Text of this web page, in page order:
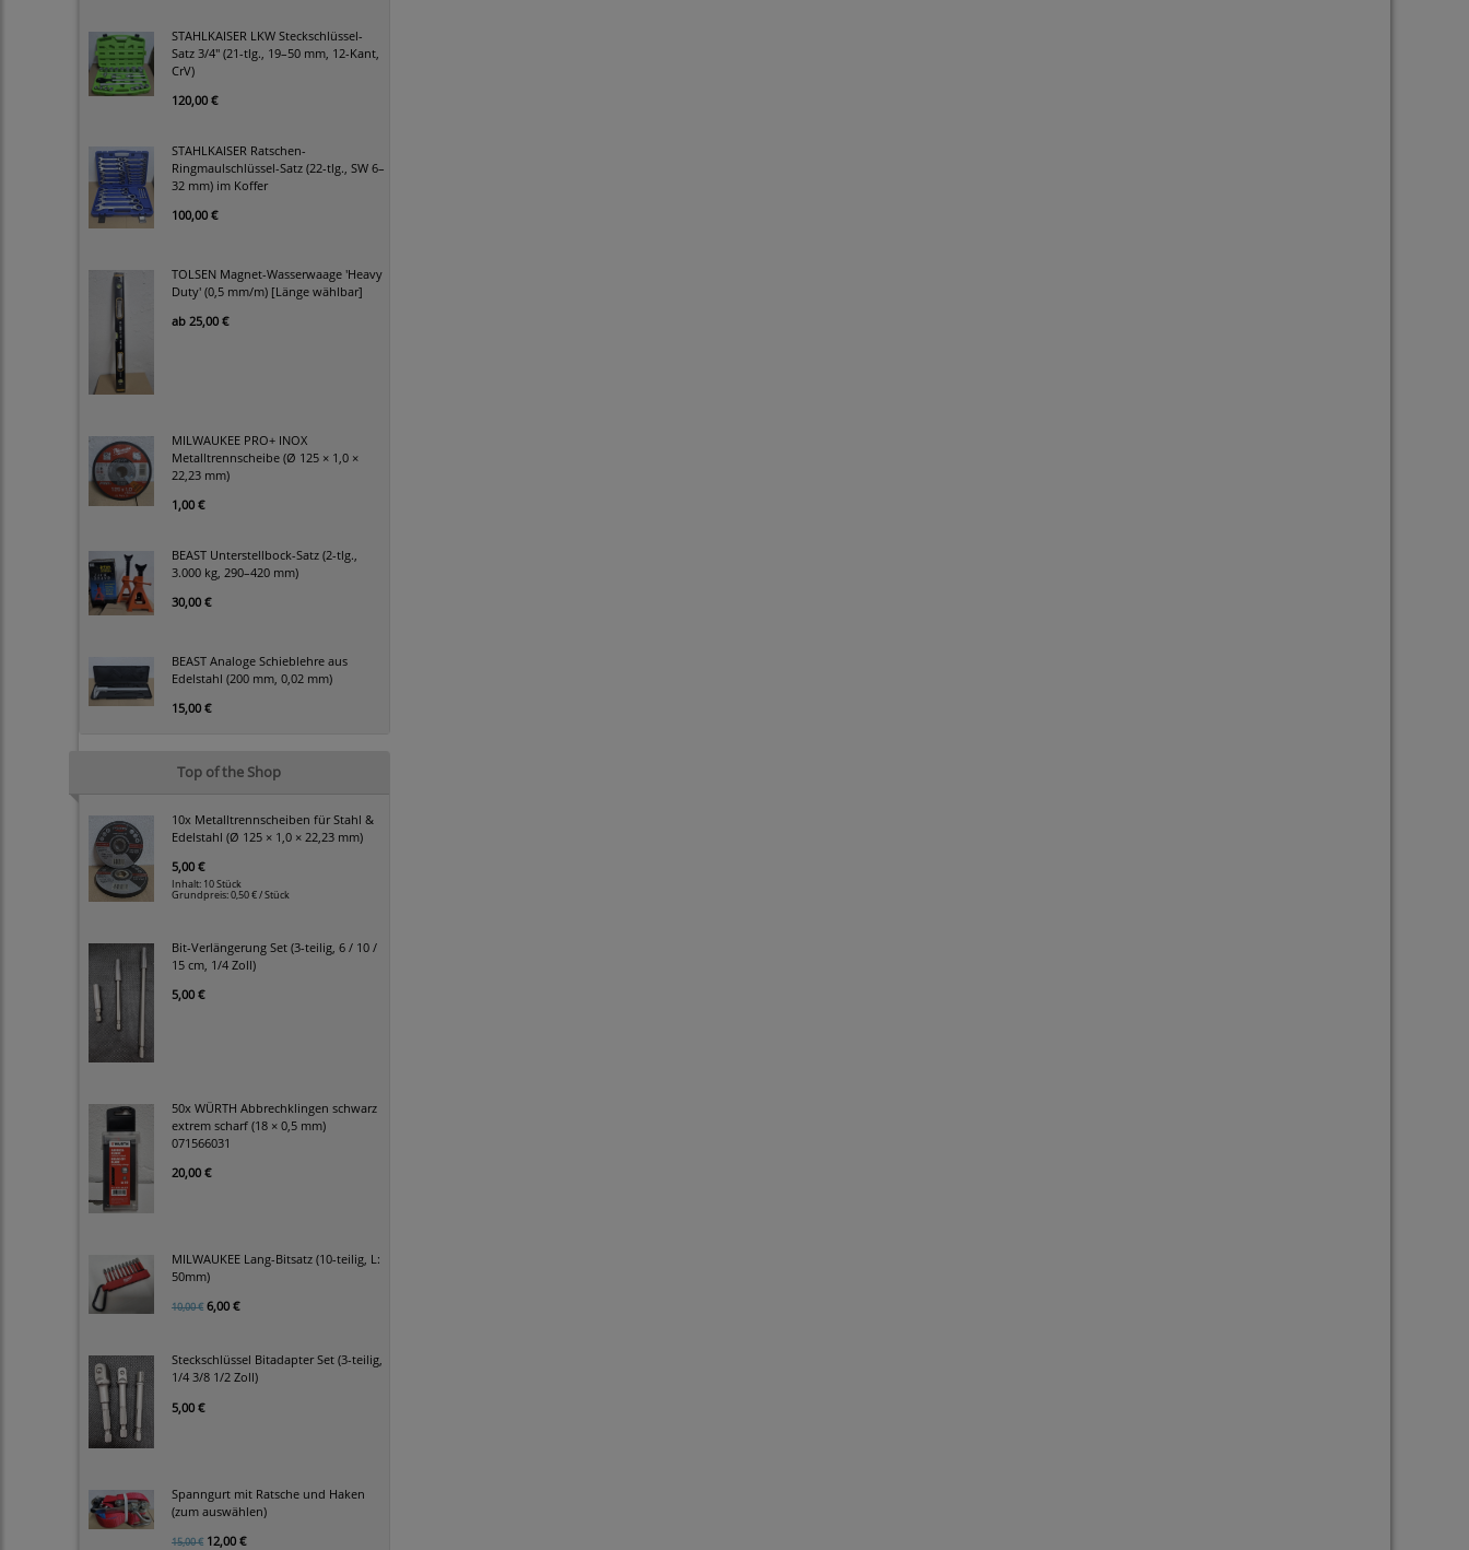
STAHLKAISER LKW Steckschlüssel-
Satz 3/4" (21-tlg., 19–50 mm, 12-Kant,
CrV)
120,00 €
STAHLKAISER Ratschen-
Ringmaulschlüssel-Satz (22-tlg., SW 6–
32 mm) im Koffer
100,00 €
TOLSEN Magnet-Wasserwaage 'Heavy
Duty' (0,5 mm/m) [Länge wählbar]
ab 25,00 €
MILWAUKEE PRO+ INOX
Metalltrennscheibe (Ø 125 × 1,0 ×
22,23 mm)
1,00 €
BEAST Unterstellbock-Satz (2-tlg.,
3.000 kg, 290–420 mm)
30,00 €
BEAST Analoge Schieblehre aus
Edelstahl (200 mm, 0,02 mm)
15,00 €
Top of the Shop
10x Metalltrennscheiben für Stahl &
Edelstahl (Ø 125 × 1,0 × 22,23 mm)
5,00 €
Inhalt: 10 Stück
Grundpreis:0,50 € / Stück
Bit-Verlängerung Set (3-teilig, 6 / 10 /
15 cm, 1/4 Zoll)
5,00 €
50x WÜRTH Abbrechklingen schwarz
extrem scharf (18 × 0,5 mm)
071566031
20,00 €
MILWAUKEE Lang-Bitsatz (10-teilig, L:
50mm)
10,00 € 6,00 €
Steckschlüssel Bitadapter Set (3-teilig,
1/4 3/8 1/2 Zoll)
5,00 €
Spanngurt mit Ratsche und Haken
(zum auswählen)
15,00 € 12,00 €